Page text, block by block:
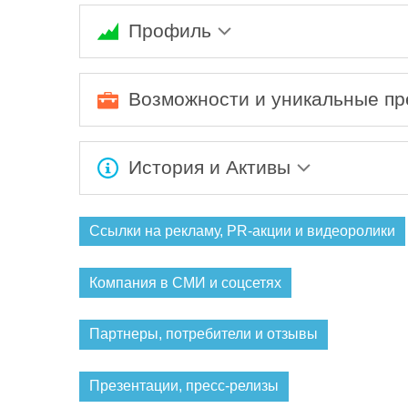
Профиль
Возможности и уникальные
История и Активы
Ссылки на рекламу, PR-акции и видеоролики
Компания в СМИ и соцсетях
Партнеры, потребители и отзывы
Презентации, пресс-релизы